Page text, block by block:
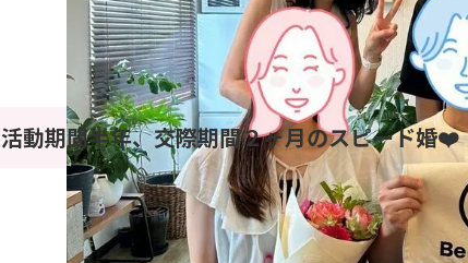
活動期間半年、交際期間２ヶ月のスピード婚❤️